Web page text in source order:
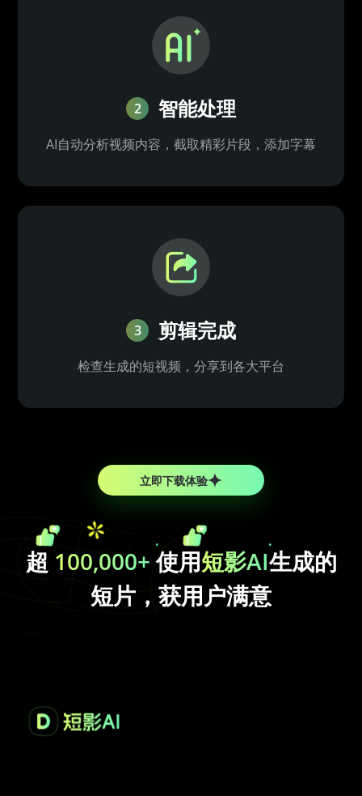
2 智能处理
AI自动分析视频内容，截取精彩片段，添加字幕
3 剪辑完成
检查生成的短视频，分享到各大平台
立即下载体验
超 100,000+使用短影AI生成的
短片，获用户满意